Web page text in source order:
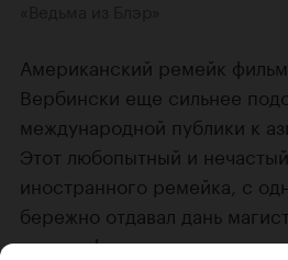
Американский ремейк
Вербински еще сильнее
международной публики к
Этот любопытный и
иностранного ремейка, с
бережно отдавал дань
и атмосфере оригинала, с